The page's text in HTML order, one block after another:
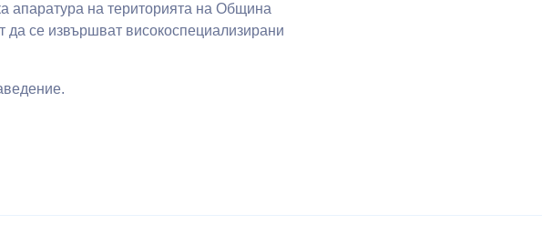
апаратура на територията на Община
да се извършват високоспециализирани